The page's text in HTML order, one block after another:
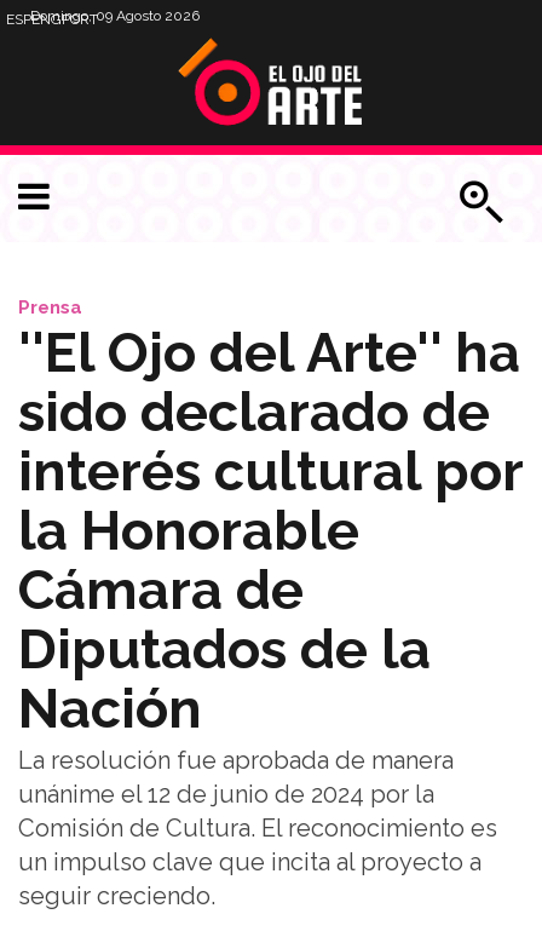
Domingo, 09 Agosto 2026
ESPENGPORT
Prensa
''El Ojo del Arte'' ha
sido declarado de
interés cultural por
la Honorable
Cámara de
Diputados de la
Nación
La resolución fue aprobada de manera
unánime el 12 de junio de 2024 por la
Comisión de Cultura. El reconocimiento es
un impulso clave que incita al proyecto a
seguir creciendo.